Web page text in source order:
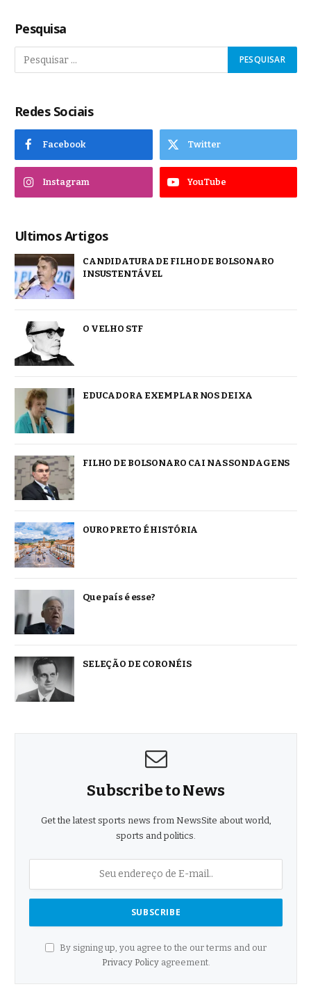
Pesquisa
Redes Sociais
Facebook Twitter
Instagram YouTube
Ultimos Artigos
CANDIDATURA DE FILHO DE BOLSONARO
INSUSTENTÁVEL
O VELHO STF
EDUCADORA EXEMPLAR NOS DEIXA
FILHO DE BOLSONARO CAI NAS SONDAGENS
OURO PRETO É HISTÓRIA
Que país é esse?
SELEÇÃO DE CORONÉIS
Subscribe to News
Get the latest sports news from NewsSite about world,
sports and politics.
By signing up, you agree to the our terms and our
Privacy Policyagreement.